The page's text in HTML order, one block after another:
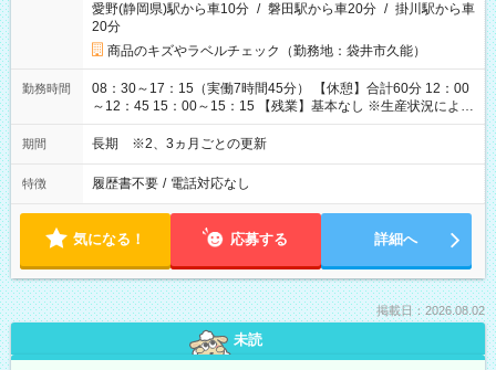
愛野(静岡県)駅から車10分 / 磐田駅から車20分 / 掛川駅から車
20分
商品のキズやラベルチェック（勤務地：袋井市久能）
勤務時間
08：30～17：15（実働7時間45分） 【休憩】合計60分 12：00
～12：45 15：00～15：15 【残業】基本なし ※生産状況によ
り、1日1時間程度発生する可能性あり
期間 長期 ※2、3ヵ月ごとの更新
特徴 履歴書不要 / 電話対応なし
気になる！ 応募する 詳細へ
掲載日：2026.08.02
未読